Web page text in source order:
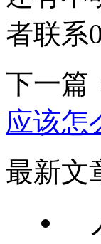
者联系
下一篇
应该怎
最新文